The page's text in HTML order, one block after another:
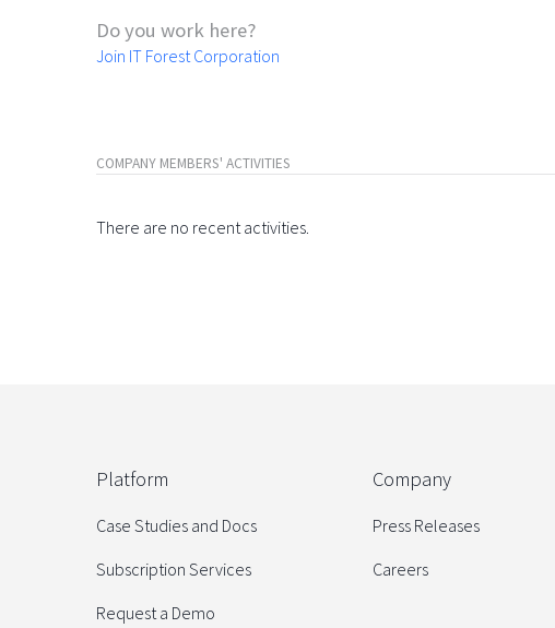
Do you work here?
Join IT Forest Corporation
COMPANY MEMBERS' ACTIVITIES
There are no recent activities.
Platform
Case Studies and Docs
Subscription Services
Request a Demo
Company
Press Releases
Careers